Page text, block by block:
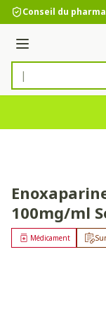
Aller au contenu
Conseil du
Menu
Rechercher
100mg/ml
Médicament